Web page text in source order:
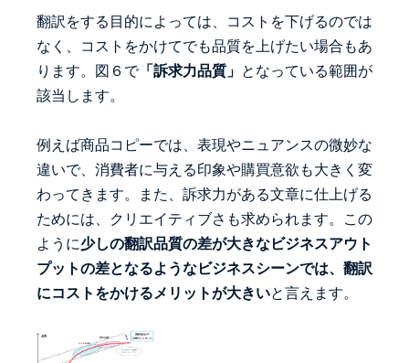
翻訳をする目的によっては、コストを下げるのでは
なく、コストをかけてでも品質を上げたい場合もあ
ります。図６で「訴求力品質」 となっている範囲が
該当します。
例えば商品コピーでは、表現やニュアンスの微妙な
違いで、消費者に与える印象や購買意欲も大きく変
わってきます。また、訴求力がある文章に仕上げる
ためには、クリエイティブさも求められます。この
ように少しの翻訳品質の差が大きなビジネスアウト
プットの差となるようなビジネスシーンでは、翻訳
にコストをかけるメリットが大きいと言えます。